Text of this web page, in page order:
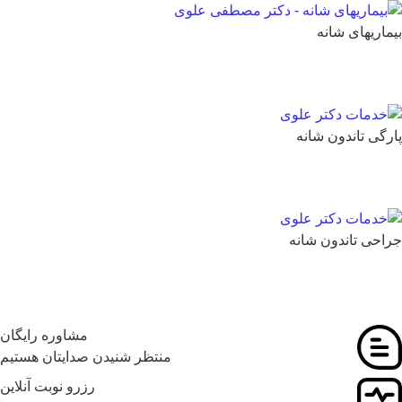
شانه
تاندون شانه
تاندون شانه
مشاوره رایگان
منتظر شنیدن صدایتان هستیم
رزرو نوبت آنلاین